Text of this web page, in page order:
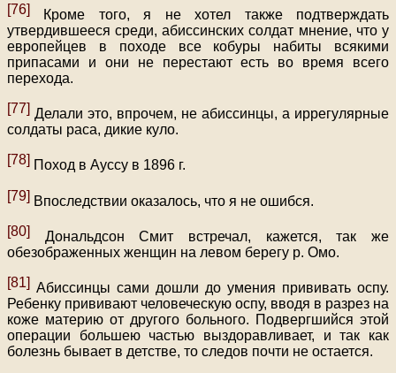
[76]
Кроме того, я не хотел также подтверждать
утвердившееся среди, абиссинских солдат мнение, что у
европейцев в походе все кобуры набиты всякими
припасами и они не перестают есть во время всего
перехода.
[77] Делали это, впрочем, не абиссинцы, а иррегулярные
солдаты раса, дикие куло.
[78] Поход в Ауссу в 1896 г.
[79] Впоследствии оказалось, что я не ошибся.
[80]
Дональдсон Смит встречал, кажется, так же
обезображенных женщин на левом берегу р. Омо.
[81] Абиссинцы сами дошли до умения прививать оспу.
Ребенку прививают человеческую оспу, вводя в разрез на
коже материю от другого больного. Подвергшийся этой
операции большею частью выздоравливает, и так как
болезнь бывает в детстве, то следов почти не остается.